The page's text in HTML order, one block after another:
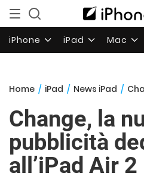
iPhone iPad Mac
Home / iPad / News iPad /
Change, la
pubblicità
all’iPad Air 2